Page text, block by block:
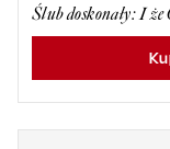
Ślub doskonały: I że